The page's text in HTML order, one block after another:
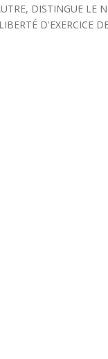
DISTINGUE LE
D'EXERCICE